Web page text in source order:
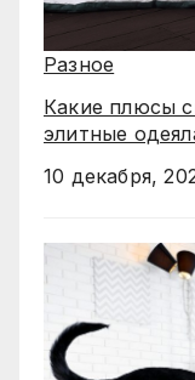
Разное
Какие плюсы
элитные
10 декабря,